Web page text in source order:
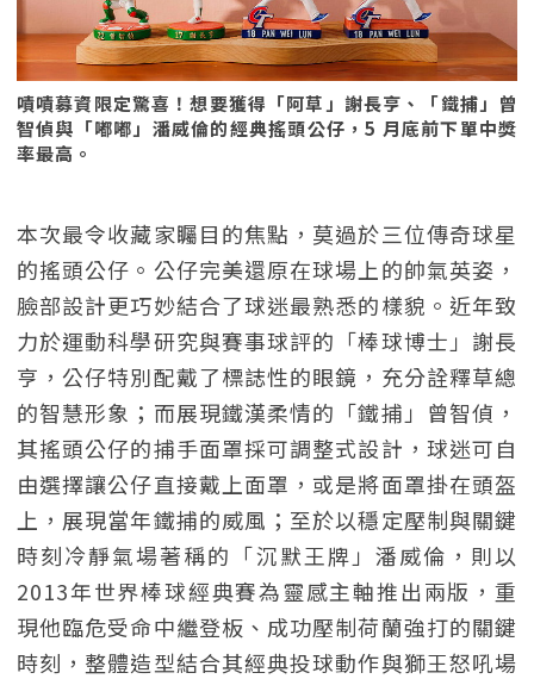
嘖嘖募資限定驚喜！想要獲得「阿草」謝長亨、「鐵捕」曾
智偵與「嘟嘟」潘威倫的經典搖頭公仔，5 月底前下單中獎
率最高。
本次最令收藏家矚目的焦點，莫過於三位傳奇球星
的搖頭公仔。公仔完美還原在球場上的帥氣英姿，
臉部設計更巧妙結合了球迷最熟悉的樣貌。近年致
力於運動科學研究與賽事球評的「棒球博士」謝長
亨，公仔特別配戴了標誌性的眼鏡，充分詮釋草總
的智慧形象；而展現鐵漢柔情的「鐵捕」曾智偵，
其搖頭公仔的捕手面罩採可調整式設計，球迷可自
由選擇讓公仔直接戴上面罩，或是將面罩掛在頭盔
上，展現當年鐵捕的威風；至於以穩定壓制與關鍵
時刻冷靜氣場著稱的「沉默王牌」潘威倫，則以
2013年世界棒球經典賽為靈感主軸推出兩版，重
現他臨危受命中繼登板、成功壓制荷蘭強打的關鍵
時刻，整體造型結合其經典投球動作與獅王怒吼場